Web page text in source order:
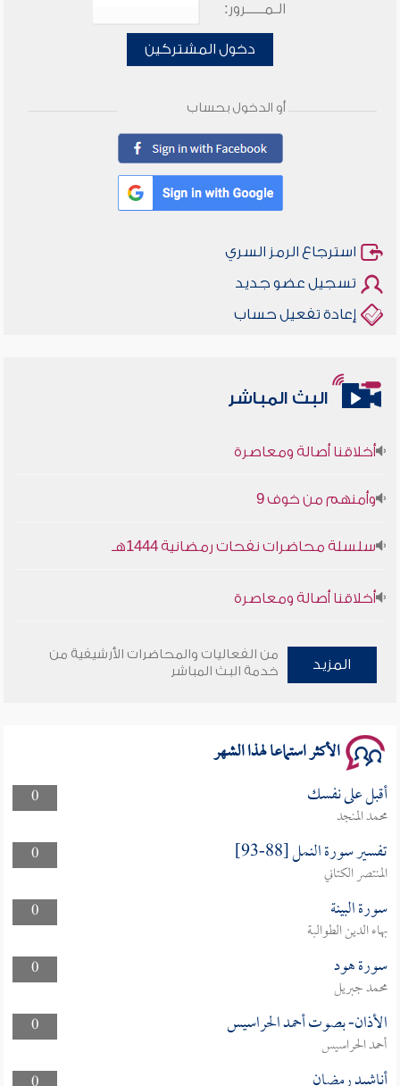
الـمـــــرور:
دخول المشتركين
أو الدخول بحساب
استرجاع الرمز السري
تسجيل عضو جديد
إعادة تفعيل حساب
البث المباشر
سلسلة محاضرات نفحات رمضانية 1444هـ
المزيد
من الفعاليات والمحاضرات الأرشيفية من
خدمة البث المباشر
الأكثر استماعا لهذا الشهر
0 أقبل على نفسك
محمد المنجد
0
تفسير سورة النمل [88-93]
المنتصر الكتاني
0
سورة البينة
بهاء الدين الطوالبة
0
سورة هود
محمد جبريل
0
الأذان- بصوت أحمد الحراسيس
أحمد الحراسيس